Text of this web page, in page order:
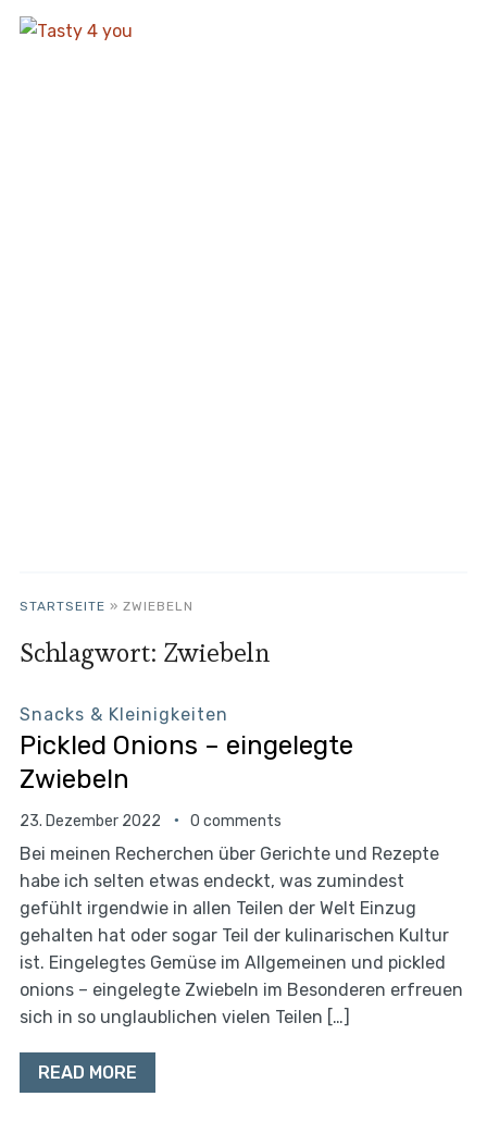
STARTSEITE » ZWIEBELN
Schlagwort: Zwiebeln
Snacks & Kleinigkeiten
Pickled Onions – eingelegte
Zwiebeln
23. Dezember 2022 0 comments
Bei meinen Recherchen über Gerichte und Rezepte
habe ich selten etwas endeckt, was zumindest
gefühlt irgendwie in allen Teilen der Welt Einzug
gehalten hat oder sogar Teil der kulinarischen Kultur
ist. Eingelegtes Gemüse im Allgemeinen und pickled
onions – eingelegte Zwiebeln im Besonderen erfreuen
sich in so unglaublichen vielen Teilen […]
READ MORE